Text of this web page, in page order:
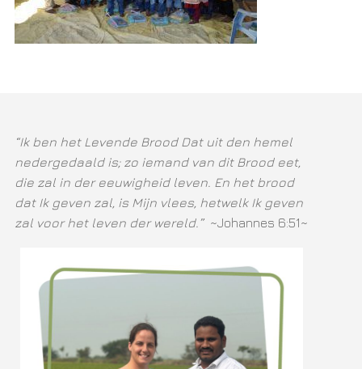
“Ik ben het Levende Brood Dat uit den hemel
nedergedaald is; zo iemand van dit Brood eet,
die zal in der eeuwigheid leven. En het brood
dat Ik geven zal, is Mijn vlees, hetwelk Ik geven
zal voor het leven der wereld.” ~Johannes 6:51~